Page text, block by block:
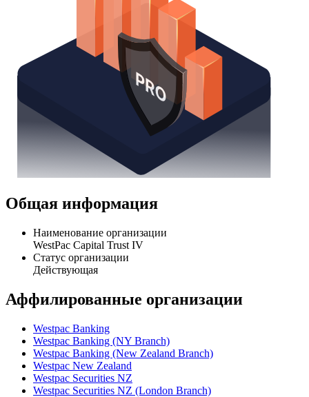
Общая информация
Наименование организации
WestPac Capital Trust IV
Статус организации
Действующая
Аффилированные организации
Westpac Banking
Westpac Banking (NY Branch)
Westpac Banking (New Zealand Branch)
Westpac New Zealand
Westpac Securities NZ
Westpac Securities NZ (London Branch)